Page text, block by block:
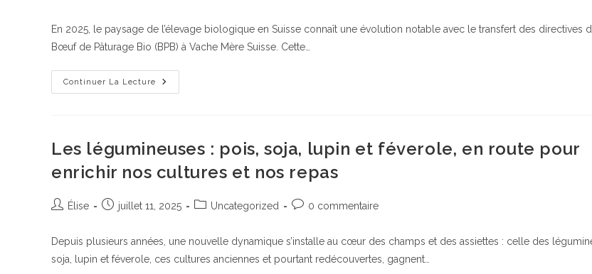
publication :
En 2025, le paysage de l’élevage biologique en Suisse connaît une évolution notable avec le transfert des directives
Bœuf de Pâturage Bio (BPB) à Vache Mère Suisse. Cette…
Continuer La Lecture
Les
Nouvelles
Les
Adoptées
Par
Mère
Suisse
Les légumineuses : pois, soja, lupin et féverole, en route pour
enrichir nos cultures et nos repas
Auteur/autrice
publication :
Élise
Publication
juillet 11, 2025
PostUncategorized
Commentaires
0 commentaire
Depuis plusieurs années, une nouvelle dynamique s’installe au cœur des champs et des assiettes : celle des
soja, lupin et féverole, ces cultures anciennes et pourtant redécouvertes, gagnent…